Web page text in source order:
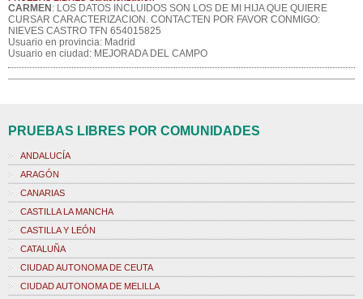
CARMEN : LOS DATOS INCLUIDOS SON LOS DE MI HIJA QUE QUIERE
CURSAR CARACTERIZACION. CONTACTEN POR FAVOR CONMIGO:
NIEVES CASTRO TFN 654015825
Usuario en provincia: Madrid
Usuario en ciudad: MEJORADA DEL CAMPO
PRUEBAS LIBRES POR COMUNIDADES
ANDALUCÍA
ARAGÓN
CANARIAS
CASTILLA LA MANCHA
CASTILLA Y LEÓN
CATALUÑA
CIUDAD AUTONOMA DE CEUTA
CIUDAD AUTONOMA DE MELILLA